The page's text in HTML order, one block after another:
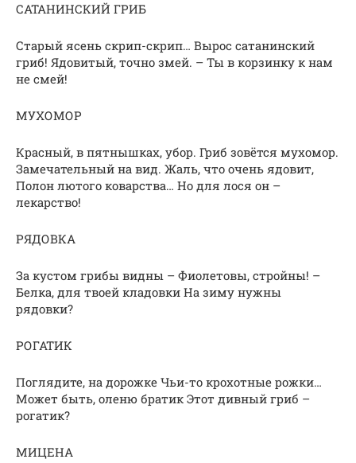
САТАНИНСКИЙ ГРИБ
Старый ясень скрип-скрип… Вырос сатанинский
гриб! Ядовитый, точно змей. – Ты в корзинку к нам
не смей!
МУХОМОР
Красный, в пятнышках, убор. Гриб зовётся мухомор.
Замечательный на вид. Жаль, что очень ядовит,
Полон лютого коварства… Но для лося он –
лекарство!
РЯДОВКА
За кустом грибы видны – Фиолетовы, стройны! –
Белка, для твоей кладовки На зиму нужны
рядовки?
РОГАТИК
Поглядите, на дорожке Чьи-то крохотные рожки…
Может быть, оленю братик Этот дивный гриб –
рогатик?
МИЦЕНА